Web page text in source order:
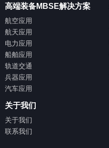
高端装备MBSE解决方案
航空应用
航天应用
电力应用
船舶应用
轨道交通
兵器应用
汽车应用
关于我们
关于我们
联系我们